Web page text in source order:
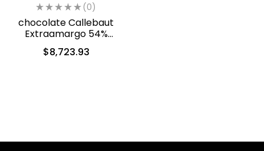
(0)
chocolate Callebaut
Extraamargo 54%
cacao 13.6 kg (40-8310)
$8,723.93